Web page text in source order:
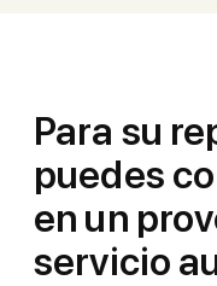
Para su
puedes
en un
servicio